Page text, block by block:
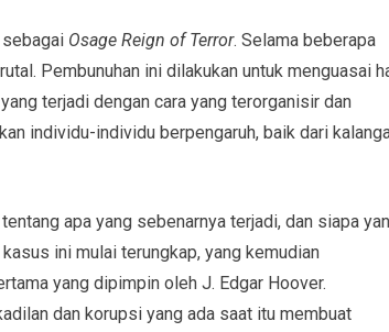
sebagai Osage Reign of Terror. Selama beberapa
Pembunuhan ini dilakukan untuk menguasai
terjadi dengan cara yang terorganisir dan
individu-individu berpengaruh, baik dari
apa yang sebenarnya terjadi, dan siapa
ini mulai terungkap, yang kemudian
yang dipimpin oleh J. Edgar Hoover.
dan korupsi yang ada saat itu membuat